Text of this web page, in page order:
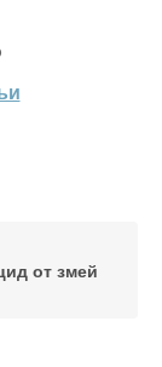
от змей